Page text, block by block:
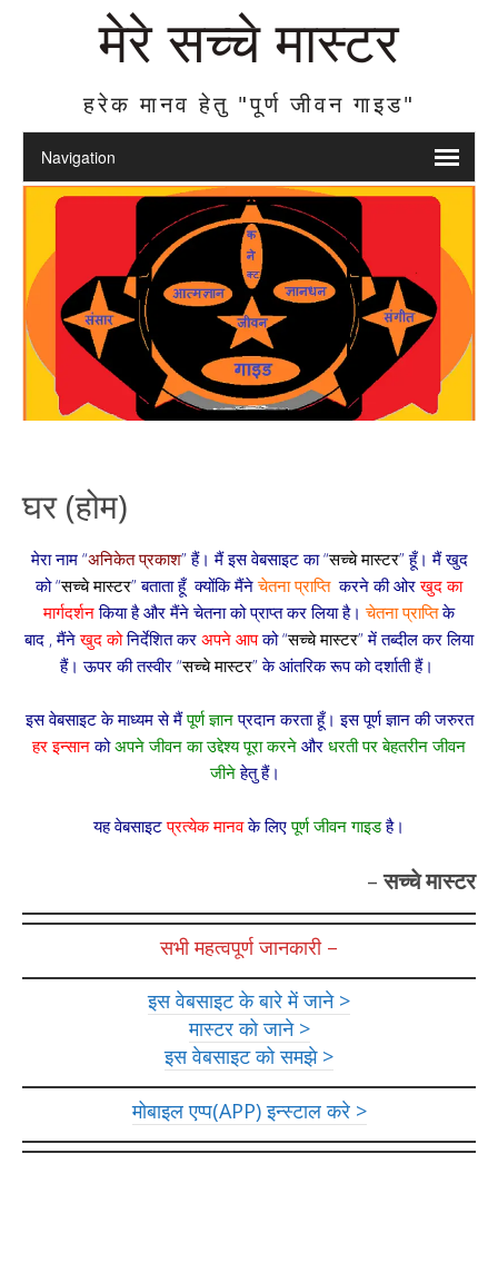
मेरे सच्चे मास्टर
हरेक मानव हेतु "पूर्ण जीवन गाइड"
घर (होम)
मेरा नाम “अनिकेत प्रकाश” हैं। मैं इस वेबसाइट का “सच्चे मास्टर” हूँ। मैं खुद
को “सच्चे मास्टर” बताता हूँ क्योंकि मैंनेचेतना प्राप्ति करने की ओरखुद का
मार्गदर्शनकिया है और मैंने चेतना को प्राप्त कर लिया है।चेतना प्राप्तिके
बाद , मैंनेखुद कोनिर्देशित कर अपने आपको “सच्चे मास्टर” में तब्दील कर लिया
हैं। ऊपर की तस्वीर “सच्चे मास्टर” के आंतरिक रूप को दर्शाती हैं।
इस वेबसाइट के माध्यम से मैंपूर्ण ज्ञानप्रदान करता हूँ। इस पूर्ण ज्ञान की जरुरत
हर इन्सानकोअपने जीवन का उद्देश्य पूरा करने और धरती पर बेहतरीन जीवन
जीनेहेतु हैं।
यह वेबसाइटप्रत्येक मानवके लिएपूर्ण जीवन गाइडहै।
–सच्चे मास्टर
सभी महत्वपूर्ण जानकारी –
इस वेबसाइट के बारे में जाने >
मास्टर को जाने >
इस वेबसाइट को समझे >
मोबाइल एप्प(APP) इन्स्टाल करे >